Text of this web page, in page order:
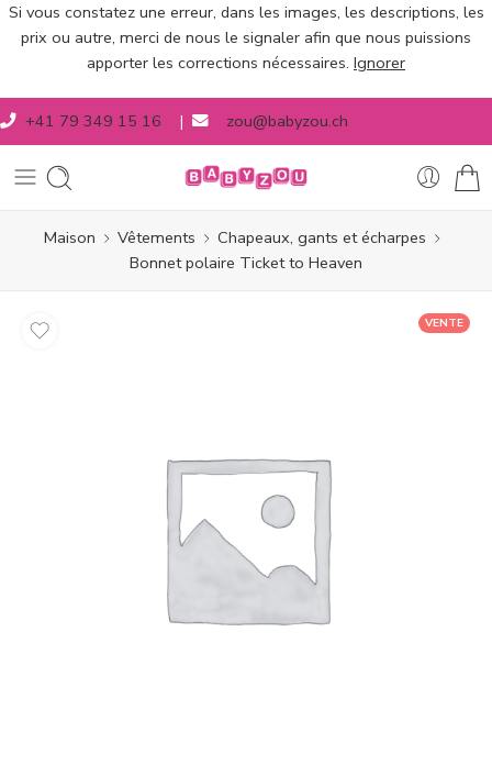
Si vous constatez une erreur, dans les images, les descriptions, les
prix ou autre, merci de nous le signaler afin que nous puissions
apporter les corrections nécessaires. Ignorer
+41 79 349 15 16 | zou@babyzou.ch
Maison Vêtements
Chapeaux, gants et écharpes
Bonnet polaire Ticket to Heaven
VENTE